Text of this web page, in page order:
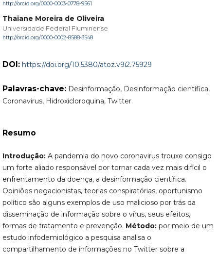
http://orcid.org/0000-0003-0778-9561
Thaiane Moreira de Oliveira
Universidade Federal Fluminense
http://orcid.org/0000-0002-8588-3548
DOI: https://doi.org/10.5380/atoz.v9i2.75929
Palavras-chave: Desinformação, Desinformação científica,
Coronavirus, Hidroxicloroquina, Twitter.
Resumo
Introdução:A pandemia do novo coronavirus trouxe consigo
um forte aliado responsável por tornar cada vez mais difícil o
enfrentamento da doença, a desinformação científica.
Opiniões negacionistas, teorias conspiratórias, oportunismo
político são alguns exemplos de uso malicioso por trás da
disseminação de informação sobre o vírus, seus efeitos,
formas de tratamento e prevenção. Método: por meio de um
estudo infodemiológico a pesquisa analisa o
compartilhamento de informações no Twitter sobre a